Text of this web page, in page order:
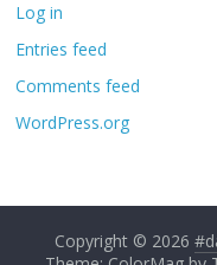
Log in
Entries feed
Comments feed
WordPress.org
Copyright © 2026